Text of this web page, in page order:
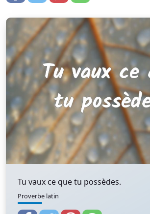
Tu vaux ce que tu possèdes.
Proverbe latin